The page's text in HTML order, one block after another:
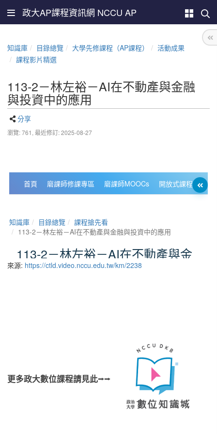
政大AP課程資訊網 NCCU AP
知識庫 目錄總覽 大學先修課程（AP課程）
活動成果
課程影片精選
113-2－林左裕－AI在不動產與金融
與投資中的應用
分享
瀏覽: 761, 最近修訂: 2025-08-27
來源: https://ctld.video.nccu.edu.tw/km/2238
更多政大數位課程請見此⭢⭢